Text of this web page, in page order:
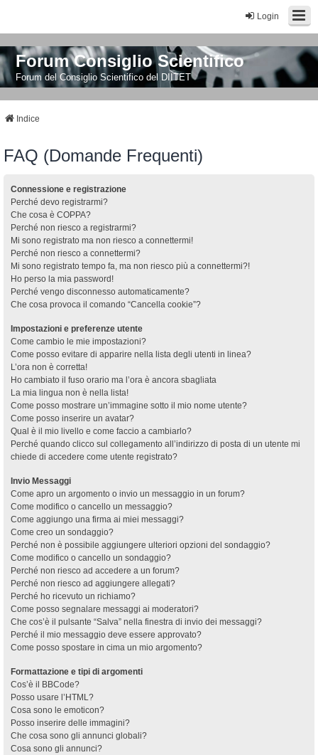
Login
Forum Consiglio Scientifico
Forum del Consiglio Scientifico del DIITET
Indice
FAQ (Domande Frequenti)
Connessione e registrazione
Perché devo registrarmi?
Che cosa è COPPA?
Perché non riesco a registrarmi?
Mi sono registrato ma non riesco a connettermi!
Perché non riesco a connettermi?
Mi sono registrato tempo fa, ma non riesco più a connettermi?!
Ho perso la mia password!
Perché vengo disconnesso automaticamente?
Che cosa provoca il comando “Cancella cookie”?
Impostazioni e preferenze utente
Come cambio le mie impostazioni?
Come posso evitare di apparire nella lista degli utenti in linea?
L’ora non è corretta!
Ho cambiato il fuso orario ma l’ora è ancora sbagliata
La mia lingua non è nella lista!
Come posso mostrare un’immagine sotto il mio nome utente?
Come posso inserire un avatar?
Qual è il mio livello e come faccio a cambiarlo?
Perché quando clicco sul collegamento all’indirizzo di posta di un utente mi
chiede di accedere come utente registrato?
Invio Messaggi
Come apro un argomento o invio un messaggio in un forum?
Come modifico o cancello un messaggio?
Come aggiungo una firma ai miei messaggi?
Come creo un sondaggio?
Perché non è possibile aggiungere ulteriori opzioni del sondaggio?
Come modifico o cancello un sondaggio?
Perché non riesco ad accedere a un forum?
Perché non riesco ad aggiungere allegati?
Perché ho ricevuto un richiamo?
Come posso segnalare messaggi ai moderatori?
Che cos’è il pulsante “Salva” nella finestra di invio dei messaggi?
Perché il mio messaggio deve essere approvato?
Come posso spostare in cima un mio argomento?
Formattazione e tipi di argomenti
Cos’è il BBCode?
Posso usare l’HTML?
Cosa sono le emoticon?
Posso inserire delle immagini?
Che cosa sono gli annunci globali?
Cosa sono gli annunci?